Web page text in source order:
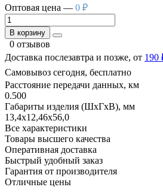
Оптовая цена — 0 ₽
В корзину
0 отзывов
Доставка послезавтра и позже, от 190
Самовывоз сегодня, бесплатно
Расстояние передачи данных, км
0.500
Габариты изделия (ШхГхВ), мм
13,4x12,46x56,0
Все характеристики
Товары высшего качества
Оперативная доставка
Быстрый удобный заказ
Гарантия от производителя
Отличные цены